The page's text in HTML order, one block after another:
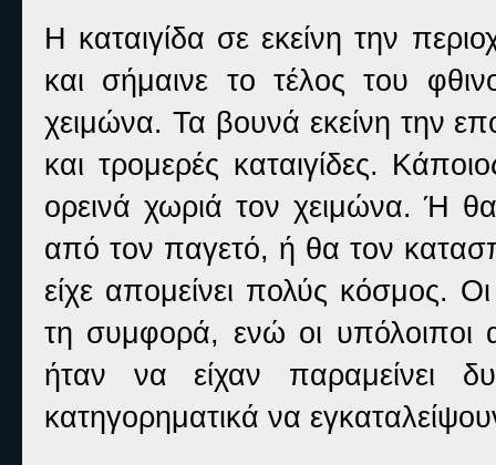
Η καταιγίδα σε εκείνη την
και σήμαινε το τέλος του
χειμώνα. Τα βουνά εκείνη την
και τρομερές καταιγίδες.
ορεινά χωριά τον χειμώνα. Ή
από τον παγετό, ή θα τον
είχε απομείνει πολύς κόσμος.
τη συμφορά, ενώ οι
ήταν να είχαν παραμείνει
κατηγορηματικά να